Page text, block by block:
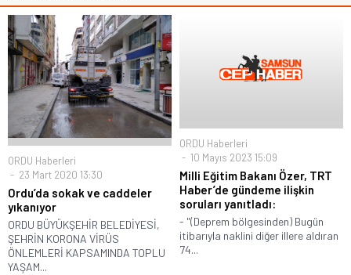
ORDU Haberleri
23 Mart 2020 13:30
Ordu’da sokak ve caddeler
yıkanıyor
ORDU BÜYÜKŞEHİR BELEDİYESİ,
ŞEHRİN KORONA VİRÜS
ÖNLEMLERİ KAPSAMINDA TOPLU
YAŞAM...
ORDU Haberleri
10 Mayıs 2023 15:09
Milli Eğitim Bakanı Özer, TRT
Haber’de gündeme ilişkin
soruları yanıtladı:
- "(Deprem bölgesinden) Bugün
itibarıyla naklini diğer illere aldıran
74...